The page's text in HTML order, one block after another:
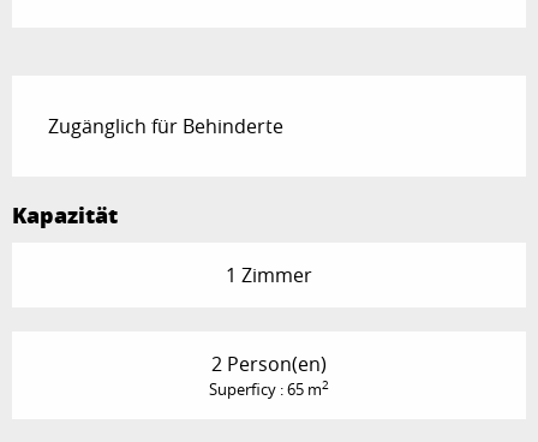
Zugänglich für Behinderte
Kapazität
1 Zimmer
2 Person(en)
Superficy : 65 m2